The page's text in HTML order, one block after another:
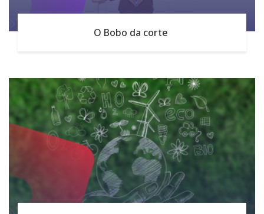
O Bobo da corte